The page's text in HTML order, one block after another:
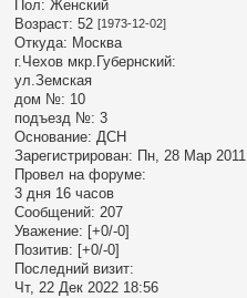
Пол: Женский
Возраст: 52 [1973-12-02]
Откуда: Москва
г.Чехов мкр.Губернский:
ул.Земская
дом №: 10
подъезд №: 3
Основание: ДСН
Зарегистрирован: Пн, 28 Мар 2011
Провел на форуме:
3 дня 16 часов
Сообщений: 207
Уважение: [+0/-0]
Позитив: [+0/-0]
Последний визит:
Чт, 22 Дек 2022 18:56